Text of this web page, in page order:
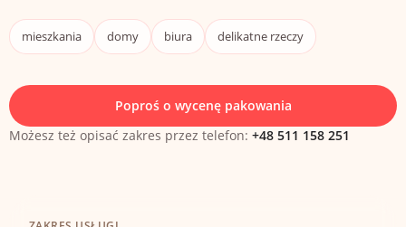
mieszkania domy biura delikatne rzeczy
Poproś o wycenę pakowania
Możesz też opisać zakres przez telefon: +48 511 158 251